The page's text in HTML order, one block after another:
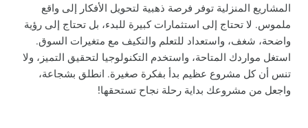
المشاريع المنزلية توفر فرصة ذهبية لتحويل الأفكار إلى واقع
ملموس. لا تحتاج إلى استثمارات كبيرة للبدء، بل تحتاج إلى رؤية
واضحة، شغف، واستعداد للتعلم والتكيف مع متغيرات السوق.
استغل مواردك المتاحة، واستخدم التكنولوجيا لتحقيق التميز، ولا
تنس أن كل مشروع عظيم بدأ بفكرة صغيرة. انطلق بشجاعة،
واجعل من مشروعك بداية رحلة نجاح تستحقها!